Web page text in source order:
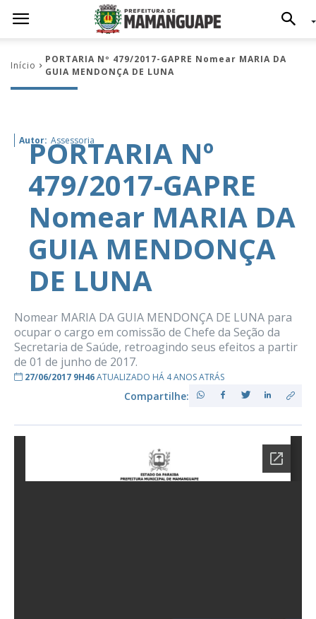
Início
PORTARIA Nº 479/2017-GAPRE Nomear MARIA DA
GUIA MENDONÇA DE LUNA
Autor: Assessoria
PORTARIA Nº
479/2017-GAPRE
Nomear MARIA DA
GUIA MENDONÇA
DE LUNA
Nomear MARIA DA GUIA MENDONÇA DE LUNA para
ocupar o cargo em comissão de Chefe da Seção da
Secretaria de Saúde, retroagindo seus efeitos a partir
de 01 de junho de 2017.
27/06/2017 9H46ATUALIZADO HÁ 4 ANOS ATRÁS
Compartilhe: